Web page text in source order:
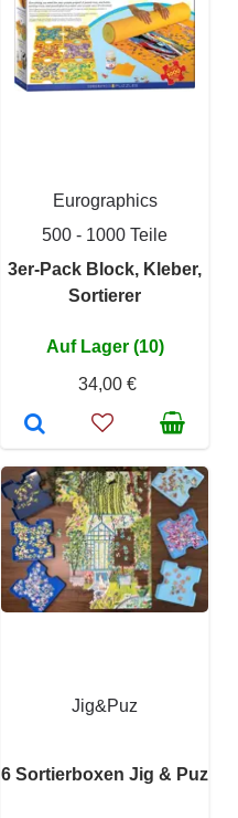
Eurographics
500 - 1000 Teile
3er-Pack Block, Kleber,
Sortierer
Auf Lager (10)
34,00 €
Jig&Puz
6 Sortierboxen Jig & Puz